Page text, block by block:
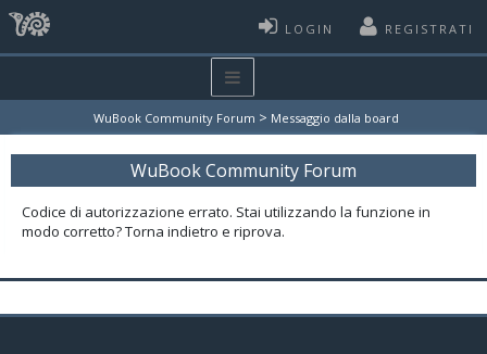
LOGIN REGISTRATI
WuBook Community Forum > Messaggio dalla board
WuBook Community Forum
Codice di autorizzazione errato. Stai utilizzando la funzione in
modo corretto? Torna indietro e riprova.